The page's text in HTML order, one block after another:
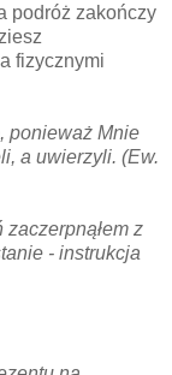
podróż zakończy
fizycznymi
ponieważ Mnie
a uwierzyli. (Ew.
z
- instrukcja